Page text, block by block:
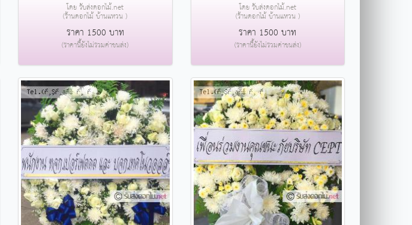
โดย รับส่งดอกไม้.net
(ร้านดอกไม้ บ้านแหวน )
ราคา 1500 บาท
(ราคานี้ยังไม่รวมค่าขนส่ง)
โดย รับส่งดอกไม้.net
(ร้านดอกไม้ บ้านแหวน )
ราคา 1500 บาท
(ราคานี้ยังไม่รวมค่าขนส่ง)